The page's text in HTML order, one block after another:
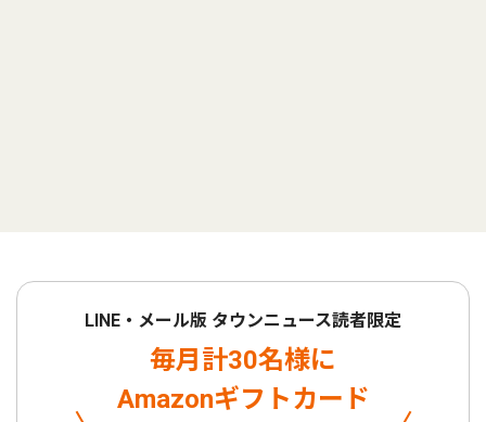
LINE・メール版 タウンニュース読者限定
毎月計30名様に
Amazonギフトカード